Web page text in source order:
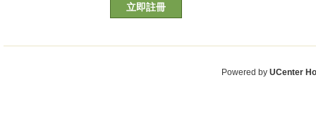
立即註冊
Powered by UCenter